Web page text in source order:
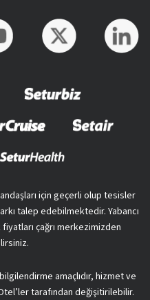
için geçerli olup tesisler
talep edebilmektedir. Yabancı
çağrı merkezimizden
amaçlıdır, hizmet ve
tarafından değişitirilebilir.